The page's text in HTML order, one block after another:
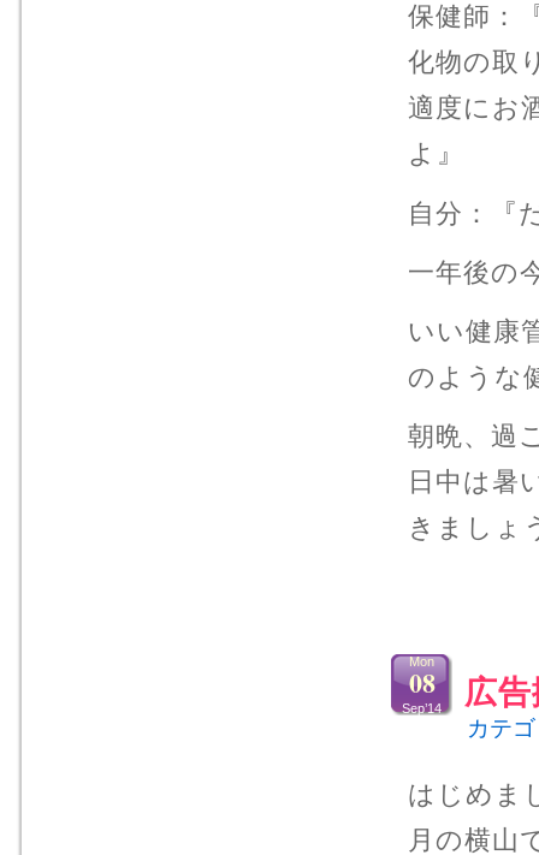
保健師：
化物の
適度にお
よ』
自分：『
一年後の
いい健康
のような
朝晩、過
日中は暑
きましょ
広
Mon
08
Sep’14
カテ
はじめ
月の横山